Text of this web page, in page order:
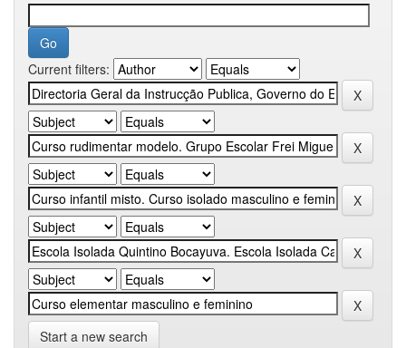
Current filters:
Start a new search